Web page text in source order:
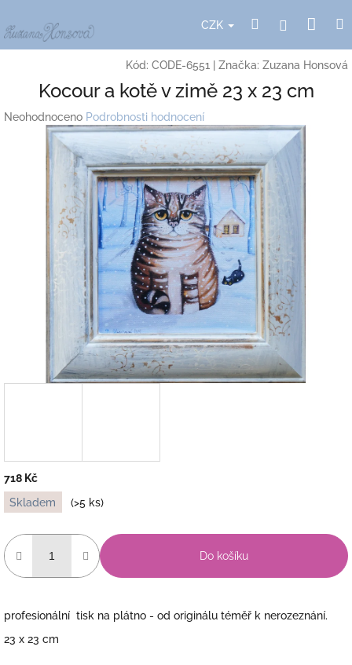
na
obsah
CZK HledatPřihlášení
Kód: CODE-6551 Značka: Zuzana Honsová
Kocour a kotě v zimě 23 x 23 cm
Průměrné
hodnocení
produktu
hvězdiček.
Neohodnoceno Podrobnosti hodnocení
718 Kč
Měrná
cena:
Skladem (>5 ks)
Do košíku
profesionální tisk na plátno - od originálu téměř k nerozeznání.
23 x 23 cm